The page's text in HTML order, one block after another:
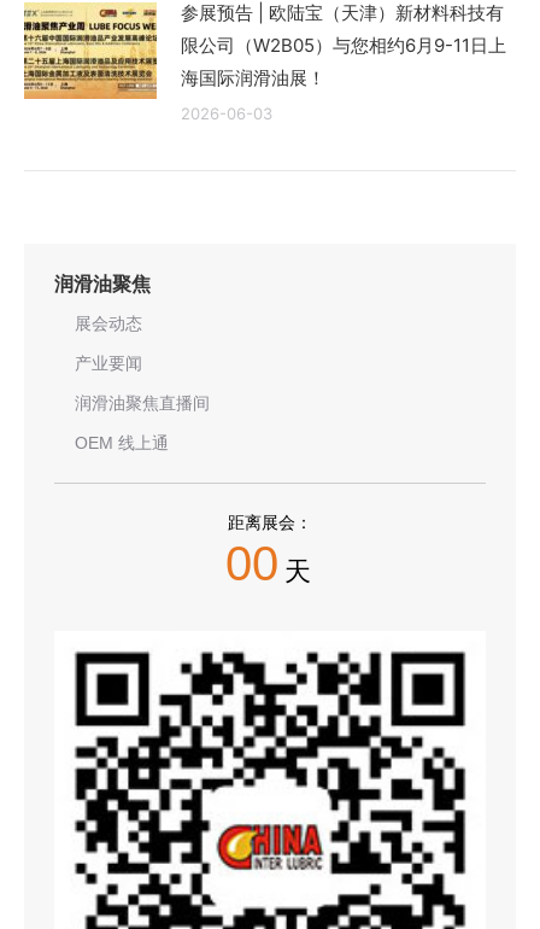
参展预告 | 欧陆宝（天津）新材料科技有
限公司（W2B05）与您相约6月9-11日上
海国际润滑油展！
2026-06-03
润滑油聚焦
展会动态
产业要闻
润滑油聚焦直播间
OEM 线上通
距离展会：
00 天